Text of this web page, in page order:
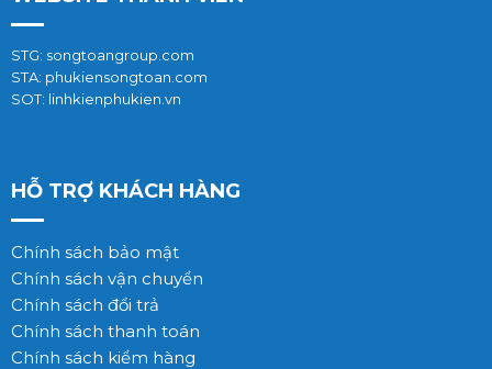
STG: songtoangroup.com
STA: phukiensongtoan.com
SOT: linhkienphukien.vn
HỖ TRỢ KHÁCH HÀNG
Chính sách bảo mật
Chính sách vận chuyển
Chính sách đổi trả
Chính sách thanh toán
Chính sách kiểm hàng